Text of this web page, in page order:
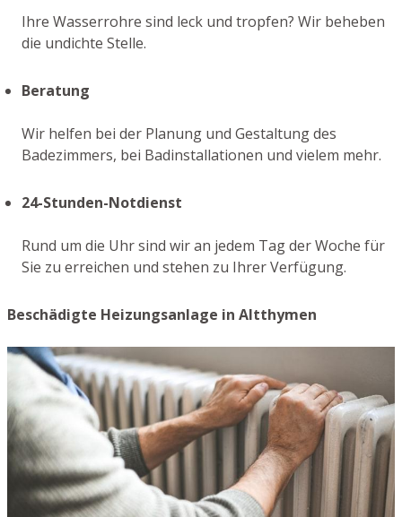
Ihre Wasserrohre sind leck und tropfen? Wir beheben
die undichte Stelle.
Beratung
Wir helfen bei der Planung und Gestaltung des
Badezimmers, bei Badinstallationen und vielem mehr.
24-Stunden-Notdienst
Rund um die Uhr sind wir an jedem Tag der Woche für
Sie zu erreichen und stehen zu Ihrer Verfügung.
Beschädigte Heizungsanlage in Altthymen